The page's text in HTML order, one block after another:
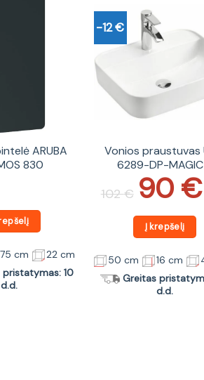
ARUBA
830
75 cm
22 cm
pristatymas: 10
d.d.
-12 €
Vonios praustuvas
6289-DP-
102€
price
was: 90 €
Current
price
is:
Į krepšelį
50 cm 16 cm
Greitas
d.d.